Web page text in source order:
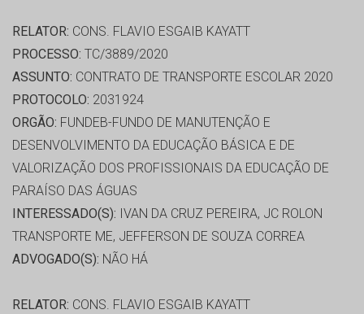
RELATOR: CONS. FLAVIO ESGAIB KAYATT
PROCESSO: TC/3889/2020
ASSUNTO: CONTRATO DE TRANSPORTE ESCOLAR 2020
PROTOCOLO: 2031924
ORGÃO: FUNDEB-FUNDO DE MANUTENÇÃO E
DESENVOLVIMENTO DA EDUCAÇÃO BÁSICA E DE
VALORIZAÇÃO DOS PROFISSIONAIS DA EDUCAÇÃO DE
PARAÍSO DAS ÁGUAS
INTERESSADO(S): IVAN DA CRUZ PEREIRA, JC ROLON
TRANSPORTE ME, JEFFERSON DE SOUZA CORREA
ADVOGADO(S): NÃO HÁ
RELATOR: CONS. FLAVIO ESGAIB KAYATT